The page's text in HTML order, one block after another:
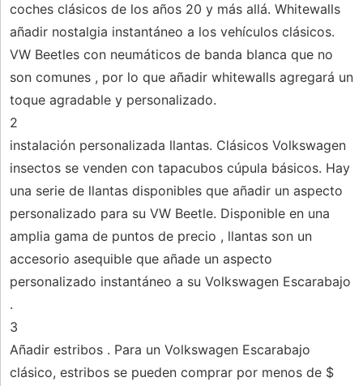
coches clásicos de los años 20 y más allá. Whitewalls
añadir nostalgia instantáneo a los vehículos clásicos.
VW Beetles con neumáticos de banda blanca que no
son comunes , por lo que añadir whitewalls agregará un
toque agradable y personalizado.
2
instalación personalizada llantas. Clásicos Volkswagen
insectos se venden con tapacubos cúpula básicos. Hay
una serie de llantas disponibles que añadir un aspecto
personalizado para su VW Beetle. Disponible en una
amplia gama de puntos de precio , llantas son un
accesorio asequible que añade un aspecto
personalizado instantáneo a su Volkswagen Escarabajo
.
3
Añadir estribos . Para un Volkswagen Escarabajo
clásico, estribos se pueden comprar por menos de $